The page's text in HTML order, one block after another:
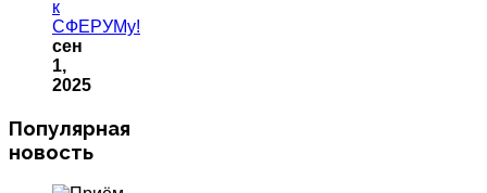
к
СФЕРУМу!
сен
1,
2025
Популярная
новость